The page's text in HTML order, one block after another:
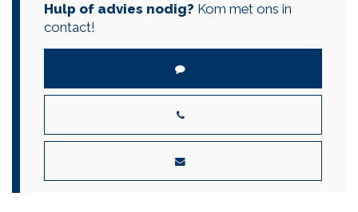
Hulp of advies nodig? Kom met ons in
contact!